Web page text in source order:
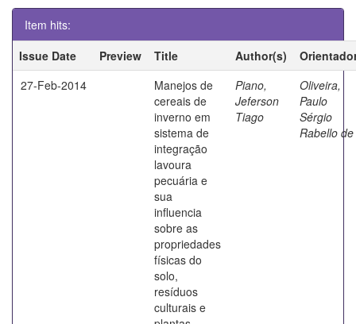
Item hits:
Issue Date
Preview Title Author(s)
27-Feb-2014
Manejos de
cereais de
inverno em
sistema de
integração
lavoura
pecuária e
sua
influencia
sobre as
propriedades
físicas do
solo,
resíduos
culturais e
Piano,
Jeferson
Tiago
Oliveira,
Paulo
Sérgio
Rabello de